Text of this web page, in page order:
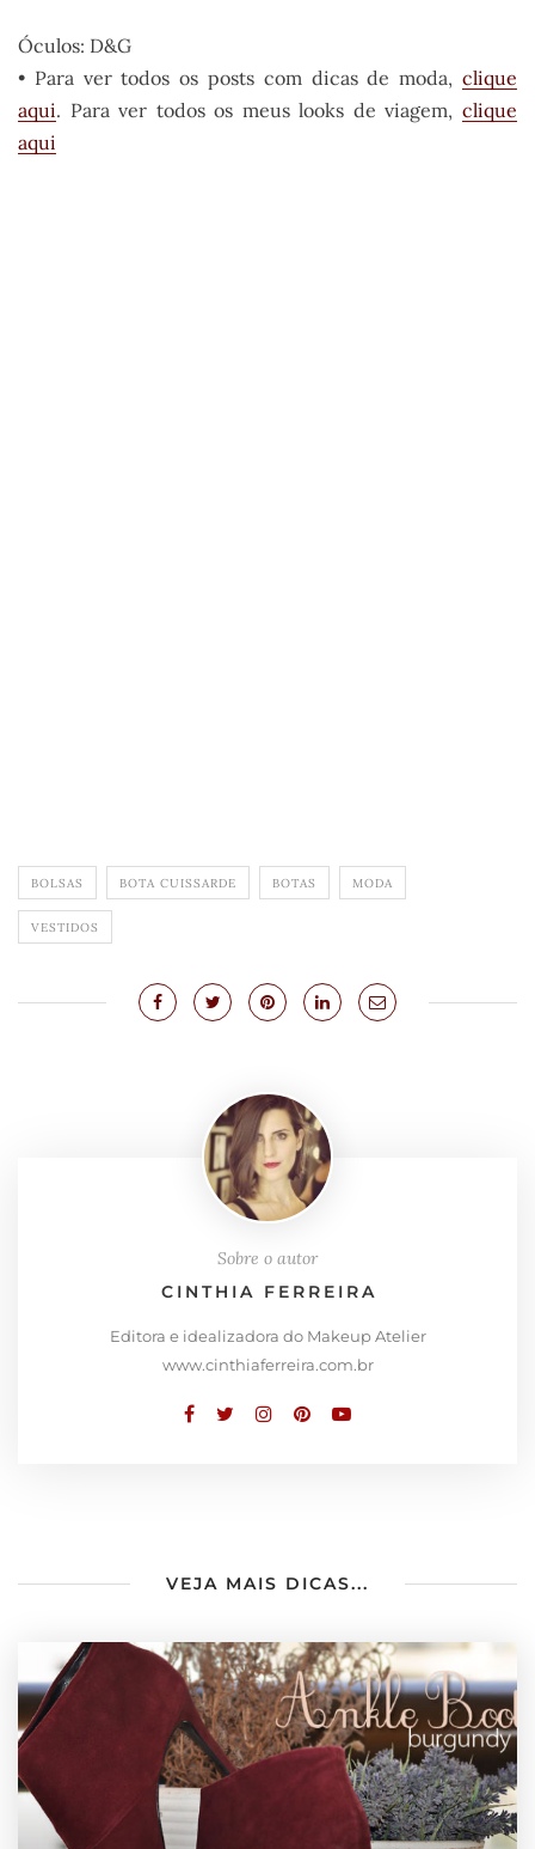
Óculos: D&G
• Para ver todos os posts com dicas de moda, clique
aqui. Para ver todos os meus looks de viagem, clique
aqui
BOLSAS BOTA CUISSARDE BOTAS MODA
VESTIDOS
Sobre o autor
CINTHIA FERREIRA
Editora e idealizadora do Makeup Atelier
www.cinthiaferreira.com.br
VEJA MAIS DICAS...